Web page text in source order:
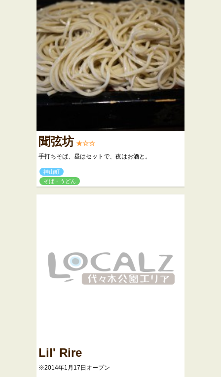
聞弦坊 ★☆☆
手打ちそば、昼はセットで、夜はお酒と。
神山町
そば・うどん
Lil' Rire
※2014年1月17日オープン